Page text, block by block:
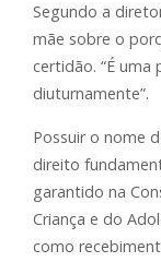
Segundo a
mãe sobre o
certidão. “É uma
diuturnamente”.
Possuir o nome
direito
garantido na
Criança e do
como